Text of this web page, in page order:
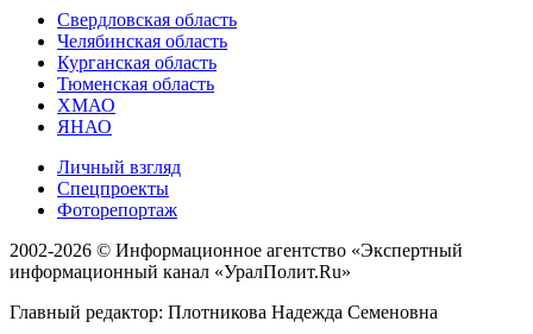
Свердловская область
Челябинская область
Курганская область
Тюменская область
ХМАО
ЯНАО
Личный взгляд
Спецпроекты
Фоторепортаж
2002-2026 © Информационное агентство «Экспертный
информационный канал «УралПолит.Ru»
Главный редактор: Плотникова Надежда Семеновна